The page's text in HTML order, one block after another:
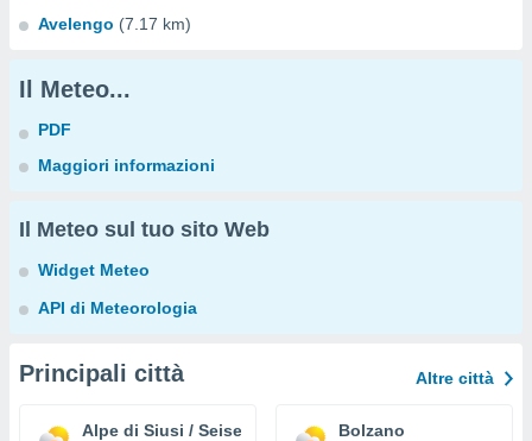
Avelengo (7.17 km)
Il Meteo...
PDF
Maggiori informazioni
Il Meteo sul tuo sito Web
Widget Meteo
API di Meteorologia
Principali città Altre città
Alpe di Siusi / Seiser Alm Bolzano